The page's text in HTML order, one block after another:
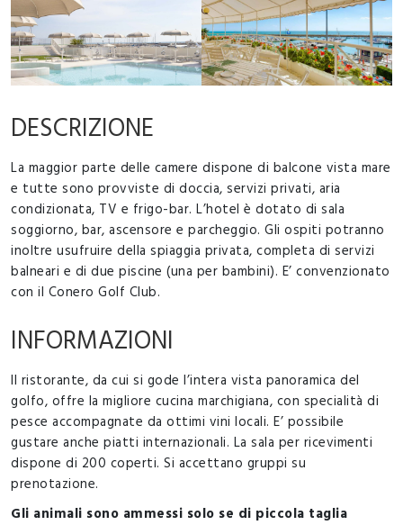
DESCRIZIONE
La maggior parte delle camere dispone di balcone vista mare
e tutte sono provviste di doccia, servizi privati, aria
condizionata, TV e frigo-bar. L’hotel è dotato di sala
soggiorno, bar, ascensore e parcheggio. Gli ospiti potranno
inoltre usufruire della spiaggia privata, completa di servizi
balneari e di due piscine (una per bambini). E’ convenzionato
con il Conero Golf Club.
INFORMAZIONI
Il ristorante, da cui si gode l’intera vista panoramica del
golfo, offre la migliore cucina marchigiana, con specialità di
pesce accompagnate da ottimi vini locali. E’ possibile
gustare anche piatti internazionali. La sala per ricevimenti
dispone di 200 coperti. Si accettano gruppi su
prenotazione.
Gli animali sono ammessi solo se di piccola taglia